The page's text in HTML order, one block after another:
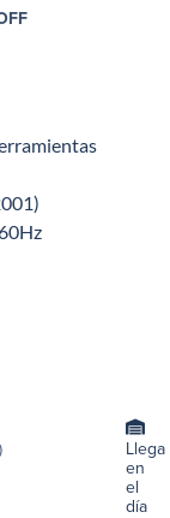
Llega
en
el
día